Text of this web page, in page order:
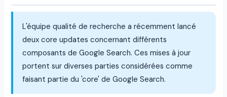
L'équipe qualité de recherche a récemment lancé
deux core updates concernant différents
composants de Google Search. Ces mises à jour
portent sur diverses parties considérées comme
faisant partie du 'core' de Google Search.